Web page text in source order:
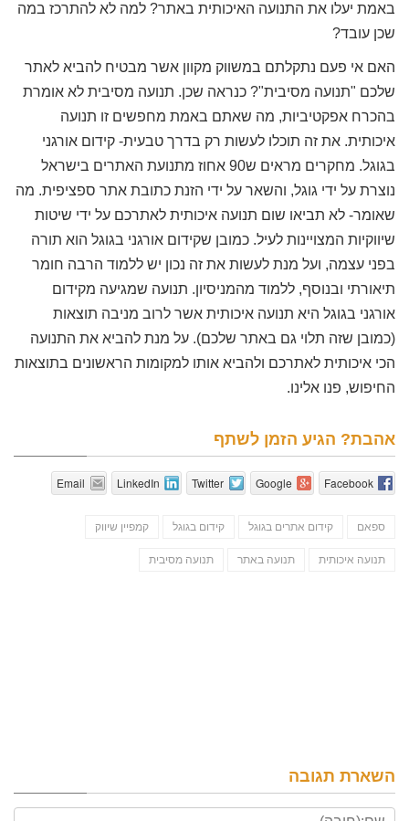
באמת יעלו את התנועה האיכותית באתר? למה לא להתרכז במה
שכן עובד?
האם אי פעם נתקלתם במשווק מקוון אשר מבטיח להביא לאתר
שלכם "תנועה מסיבית"? כנראה שכן. תנועה מסיבית לא אומרת
בהכרח אפקטיביות, מה שאתם באמת מחפשים זו תנועה
איכותית. את זה תוכלו לעשות רק בדרך טבעית- קידום אורגני
בגוגל. מחקרים מראים ש90 אחוז מתנועת האתרים בישראל
נוצרת על ידי גוגל, והשאר על ידי הזנת כתובת אתר ספציפית. מה
שאומר- לא תביאו שום תנועה איכותית לאתרכם על ידי שיטות
שיווקיות המצויינות לעיל. כמובן שקידום אורגני בגוגל הוא תורה
בפני עצמה, ועל מנת לעשות את זה נכון יש ללמוד הרבה חומר
תיאורתי ובנוסף, ללמוד מהמניסיון. תנועה שמגיעה מקידום
אורגני בגוגל היא תנועה איכותית אשר לרוב מניבה תוצאות
(כמובן שזה תלוי גם באתר שלכם). על מנת להביא את התנועה
הכי איכותית לאתרכם ולהביא אותו למקומות הראשונים בתוצאות
החיפוש, פנו אלינו.
אהבת? הגיע הזמן לשתף
Facebook
Google
Twitter
LinkedIn
Email
ספאם קידום אתרים בגוגל קידום בגוגל קמפיין שיווק
תנועה איכותית תנועה באתר תנועה מסיבית
השארת תגובה